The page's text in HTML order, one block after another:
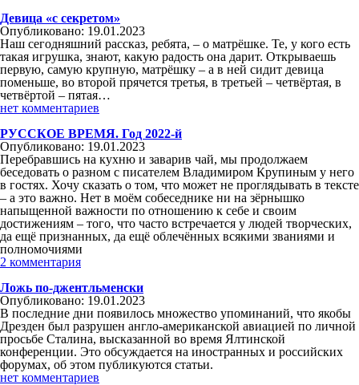
Девица «с секретом»
Опубликовано: 19.01.2023
Наш сегодняшний рассказ, ребята, – о матрёшке. Те, у кого есть
такая игрушка, знают, какую радость она дарит. Открываешь
первую, самую крупную, матрёшку – а в ней сидит девица
поменьше, во второй прячется третья, в третьей – четвёртая, в
четвёртой – пятая…
нет комментариев
РУССКОЕ ВРЕМЯ. Год 2022-й
Опубликовано: 19.01.2023
Перебравшись на кухню и заварив чай, мы продолжаем
беседовать о разном с писателем Владимиром Крупиным у него
в гостях. Хочу сказать о том, что может не проглядывать в тексте
– а это важно. Нет в моём собеседнике ни на зёрнышко
напыщенной важности по отношению к себе и своим
достижениям – того, что часто встречается у людей творческих,
да ещё признанных, да ещё облечённых всякими званиями и
полномочиями
2 комментария
Ложь по-джентльменски
Опубликовано: 19.01.2023
В последние дни появилось множество упоминаний, что якобы
Дрезден был разрушен англо-американской авиацией по личной
просьбе Сталина, высказанной во время Ялтинской
конференции. Это обсуждается на иностранных и российских
форумах, об этом публикуются статьи.
нет комментариев